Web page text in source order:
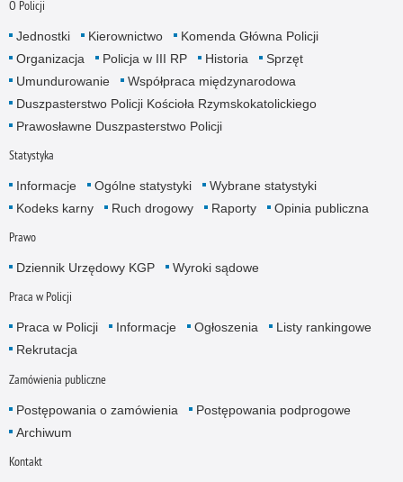
O Policji
Jednostki Kierownictwo
Komenda Główna Policji
Organizacja
Policja w III RP Historia
Sprzęt
Umundurowanie
Współpraca międzynarodowa
Duszpasterstwo Policji Kościoła Rzymskokatolickiego
Prawosławne Duszpasterstwo Policji
Statystyka
Informacje Ogólne statystyki
Wybrane statystyki
Kodeks karny
Ruch drogowy Raporty Opinia publiczna
Prawo
Dziennik Urzędowy KGP Wyroki sądowe
Praca w Policji
Praca w Policji Informacje Ogłoszenia
Listy rankingowe
Rekrutacja
Zamówienia publiczne
Postępowania o zamówienia
Postępowania podprogowe
Archiwum
Kontakt